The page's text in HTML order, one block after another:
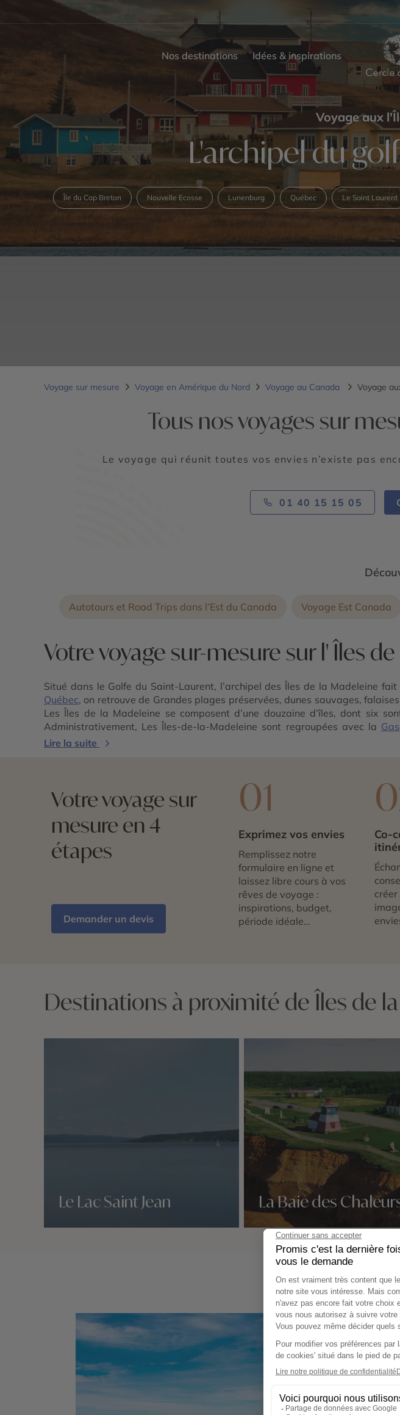
Nos destinations Idées & inspirations
Voyage aux
L'archipel du
Île du Cap Breton Nouvelle Ecosse Lunenburg Québec Le Saint Laurent
Voyage sur mesure Voyage en Amérique du Nord Voyage au Canada Voyage
Tous nos voyages sur
Le voyage qui réunit toutes vos envies n’existe pas
01 40 15 15 05
Autotours et Road Trips dans l’Est du Canada Voyage Est Canada
Votre voyage sur-mesure sur l' Îles
Situé dans le Golfe du Saint-Laurent, l’archipel des Îles de la Madeleine
Québec, on retrouve de Grandes plages préservées, dunes sauvages,
Les Îles de la Madeleine se composent d’une douzaine d’îles, dont six
Administrativement, Les Îles-de-la-Madeleine sont regroupées avec la
raccordée à l’Île du Havre-Aubert, l’Île du Havre-aux-maisons, l’Île de la
Lire la suite
Votre voyage sur
mesure en 4
étapes
Demander un devis
01
Exprimez vos envies
Remplissez notre
formulaire en ligne et
laissez libre cours à vos
rêves de voyage :
inspirations, budget,
période idéale…
Co-
Destinations à proximité de Îles de
Le Lac Saint Jean La Baie des
Nos 1 idées voyage